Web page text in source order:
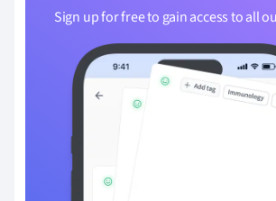
Sign up for free to gain access to all